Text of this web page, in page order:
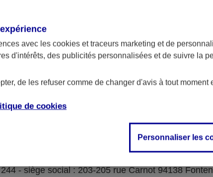
Réserves d'acceptation
prêteur : AXA Banque Financement – SA
- siège social : 203-205 rue Carnot 94138
avec les cookies et traceurs marketing et de
d'intérêts, des publicités personnalisées et de suivre la
de les refuser comme de changer d'avis à tout moment
de cookies
Personnaliser les